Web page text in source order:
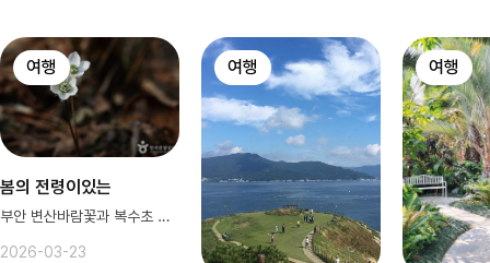
여행
봄의 전령이있는
부안 변산바람꽃과 복수초 이야기
2026-03-23
여행 여행